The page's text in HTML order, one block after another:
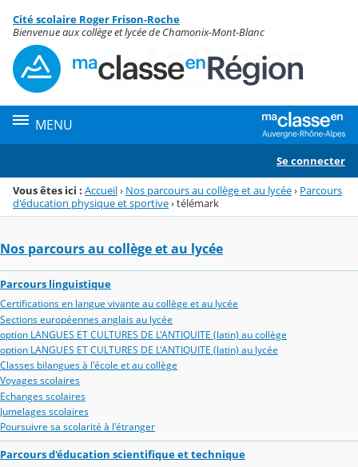
Menu de la rubrique
Contenu
Cité scolaire Roger Frison-Roche
Bienvenue aux collège et lycée de Chamonix-Mont-Blanc
MENU
Se connecter
Vous êtes ici : Accueil› Nos parcours au collège et au lycée› Parcours
d'éducation physique et sportive›télémark
Nos parcours au collège et au lycée
Parcours linguistique
Certifications en langue vivante au collège et au lycée
Sections européennes anglais au lycée
option LANGUES ET CULTURES DE L'ANTIQUITE (latin) au collège
option LANGUES ET CULTURES DE L'ANTIQUITE (latin) au lycée
Classes bilangues à l'école et au collège
Voyages scolaires
Echanges scolaires
Jumelages scolaires
Poursuivre sa scolarité à l'étranger
Parcours d'éducation scientifique et technique